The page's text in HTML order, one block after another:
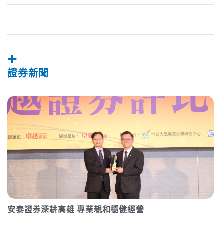
證券新聞
安泰證券深耕高雄 專業親和穩健經營